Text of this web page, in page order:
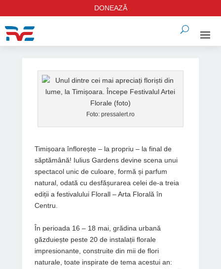
DONEAZĂ
Foto: pressalert.ro
Timișoara înflorește – la propriu – la final de
săptămână! Iulius Gardens devine scena unui
spectacol unic de culoare, formă și parfum
natural, odată cu desfășurarea celei de-a treia
ediții a festivalului Florall – Arta Florală în
Centru.
În perioada 16 – 18 mai, grădina urbană
găzduiește peste 20 de instalații florale
impresionante, construite din mii de flori
naturale, toate inspirate de tema acestui an: